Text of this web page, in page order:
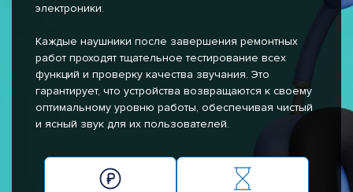
электроники.
Каждые наушники после завершения ремонтных
работ проходят тщательное тестирование всех
функций и проверку качества звучания. Это
гарантирует, что устройства возвращаются к своему
оптимальному уровню работы, обеспечивая чистый
и ясный звук для их пользователей.